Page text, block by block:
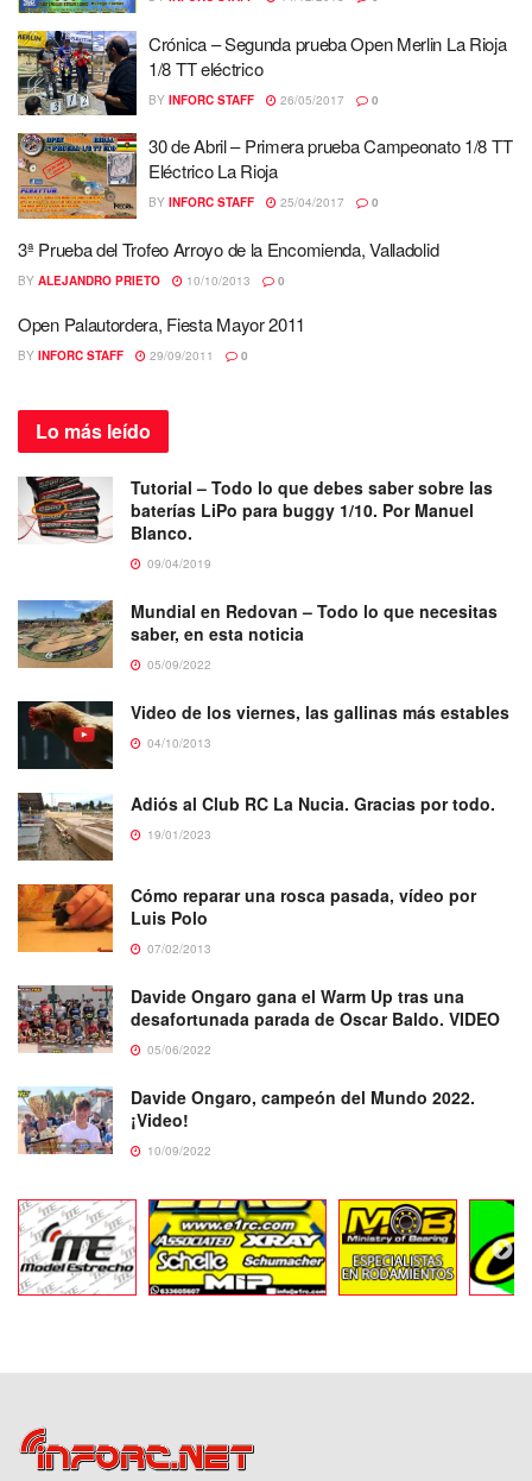
Crónica – Segunda prueba Open Merlin La Rioja
1/8 TT eléctrico
BY INFORC STAFF 26/05/2017 0
30 de Abril – Primera prueba Campeonato 1/8 TT
Eléctrico La Rioja
BY INFORC STAFF 25/04/2017 0
3ª Prueba del Trofeo Arroyo de la Encomienda, Valladolid
BY ALEJANDRO PRIETO 10/10/2013 0
Open Palautordera, Fiesta Mayor 2011
BY INFORC STAFF 29/09/2011 0
Lo más leído
Tutorial – Todo lo que debes saber sobre las
baterías LiPo para buggy 1/10. Por Manuel
Blanco.
09/04/2019
Mundial en Redovan – Todo lo que necesitas
saber, en esta noticia
05/09/2022
Video de los viernes, las gallinas más estables
04/10/2013
Adiós al Club RC La Nucia. Gracias por todo.
19/01/2023
Cómo reparar una rosca pasada, vídeo por
Luis Polo
07/02/2013
Davide Ongaro gana el Warm Up tras una
desafortunada parada de Oscar Baldo. VIDEO
05/06/2022
Davide Ongaro, campeón del Mundo 2022.
¡Video!
10/09/2022